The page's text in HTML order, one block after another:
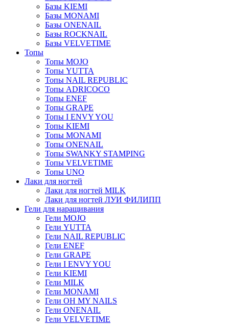
Базы KIEMI
Базы MONAMI
Базы ONENAIL
Базы ROCKNAIL
Базы VELVETIME
Топы
Топы MOJO
Топы YUTTA
Топы NAIL REPUBLIC
Топы ADRICOCO
Топы ENEF
Топы GRAPE
Топы I ENVY YOU
Топы KIEMI
Топы MONAMI
Топы ONENAIL
Топы SWANKY STAMPING
Топы VELVETIME
Топы UNO
Лаки для ногтей
Лаки для ногтей MILK
Лаки для ногтей ЛУИ ФИЛИПП
Гели для наращивания
Гели MOJO
Гели YUTTA
Гели NAIL REPUBLIC
Гели ENEF
Гели GRAPE
Гели I ENVY YOU
Гели KIEMI
Гели MILK
Гели MONAMI
Гели OH MY NAILS
Гели ONENAIL
Гели VELVETIME